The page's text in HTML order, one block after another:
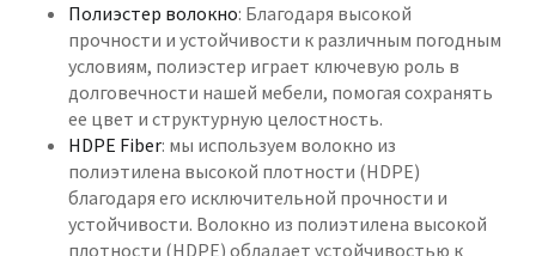
Полиэстер волокно: Благодаря высокой
прочности и устойчивости к различным погодным
условиям, полиэстер играет ключевую роль в
долговечности нашей мебели, помогая сохранять
ее цвет и структурную целостность.
HDPE Fiber: мы используем волокно из
полиэтилена высокой плотности (HDPE)
благодаря его исключительной прочности и
устойчивости. Волокно из полиэтилена высокой
плотности (HDPE) обладает устойчивостью к